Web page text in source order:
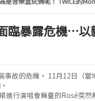
臨暴露危機…
事故的危機。 11月12日（
進行演唱會舞臺的Rosé突然